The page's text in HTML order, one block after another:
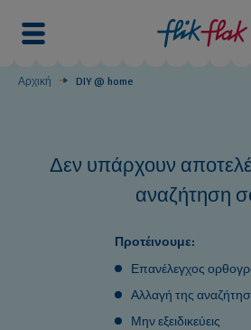
DIY
@
home
Αρχική DIY @ home
Δεν υπάρχουν
αναζήτηση
Προτέινουμε:
Επανέλεγχος
Αλλαγή της
Μην εξειδικεύεις